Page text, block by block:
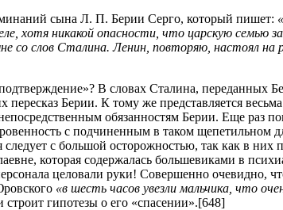
сына Л. П. Берии Серго, который пишет:
хотя никакой опасности, что царскую
со слов Сталина. Ленин, повторяю, настоял
В словах Сталина, переданных
Берии. К тому же представляется
обязанностям Берии. Еще раз
с подчиненным в таком щепетильном
с большой осторожностью, так как в
которая содержалась большевиками в
целовали руки! Совершенно очевидно,
«в шесть часов увезли мальчика, что
гипотезы о его «спасении».[648]